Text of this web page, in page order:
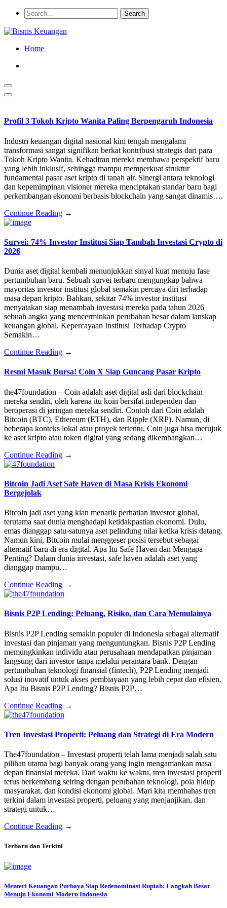
Home
Profil 3 Tokoh Kripto Wanita Paling Berpengaruh Indonesia
Industri keuangan digital nasional kini tengah mengalami
transformasi sangat signifikan berkat kontribusi strategis dari para
Tokoh Kripto Wanita. Kehadiran mereka membawa perspektif baru
yang lebih inklusif, sehingga mampu memperkuat struktur
fundamental pasar aset kripto di tanah air. Sinergi antara teknologi
dan kepemimpinan visioner mereka menciptakan standar baru bagi
perkembangan ekonomi berbasis blockchain yang sangat dinamis….
Continue Reading →
Survei: 74% Investor Institusi Siap Tambah Investasi Crypto di
2026
Dunia aset digital kembali menunjukkan sinyal kuat menuju fase
pertumbuhan baru. Sebuah survei terbaru mengungkap bahwa
mayoritas investor institusi global semakin percaya diri terhadap
masa depan kripto. Bahkan, sekitar 74% investor institusi
menyatakan siap menambah investasi mereka pada tahun 2026
sebuah angka yang mencerminkan perubahan besar dalam lanskap
keuangan global. Kepercayaan Institusi Terhadap Crypto
Semakin…
Continue Reading →
Resmi Masuk Bursa! Coin X Siap Guncang Pasar Kripto
the47foundation – Coin adalah aset digital asli dari blockchain
mereka sendiri, oleh karena itu koin bersifat independen dan
beroperasi di jaringan mereka sendiri. Contoh dari Coin adalah
Bitcoin (BTC), Ethereum (ETH), dan Ripple (XRP). Namun, di
beberapa konteks lokal atau proyek tertentu, Coin juga bisa merujuk
ke aset kripto atau token digital yang sedang dikembangkan…
Continue Reading →
Bitcoin Jadi Aset Safe Haven di Masa Krisis Ekonomi
Bergejolak
Bitcoin jadi aset yang kian menarik perhatian investor global,
terutama saat dunia menghadapi ketidakpastian ekonomi. Dulu,
emas dianggap satu-satunya aset pelindung nilai ketika krisis datang.
Namun kini, Bitcoin mulai menggeser posisi tersebut sebagai
alternatif baru di era digital. Apa Itu Safe Haven dan Mengapa
Penting? Dalam dunia investasi, safe haven adalah aset yang
dianggap mampu…
Continue Reading →
Bisnis P2P Lending: Peluang, Risiko, dan Cara Memulainya
Bisnis P2P Lending semakin populer di Indonesia sebagai alternatif
investasi dan pinjaman yang menguntungkan. Bisnis P2P Lending
memungkinkan individu atau perusahaan mendapatkan pinjaman
langsung dari investor tanpa melalui perantara bank. Dengan
pertumbuhan teknologi finansial (fintech), P2P Lending menjadi
solusi inovatif untuk akses pembiayaan yang lebih cepat dan efisien.
Apa Itu Bisnis P2P Lending? Bisnis P2P…
Continue Reading →
Tren Investasi Properti: Peluang dan Strategi di Era Modern
The47foundation – Investasi properti telah lama menjadi salah satu
pilihan utama bagi banyak orang yang ingin mengamankan masa
depan finansial mereka. Dari waktu ke waktu, tren investasi properti
terus berkembang seiring dengan perubahan teknologi, pola hidup
masyarakat, dan kondisi ekonomi global. Mari kita membahas tren
terkini dalam investasi properti, peluang yang menjanjikan, dan
strategi untuk…
Continue Reading →
Terbaru dan Terkini
Menteri Keuangan Purbaya Siap Redenominasi Rupiah: Langkah Besar
Menuju Ekonomi Modern Indonesia